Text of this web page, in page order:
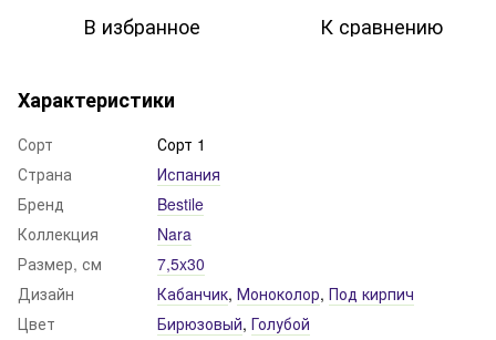
В избранное К сравнению
Характеристики
Сорт
Сорт 1
Страна
Испания
Бренд
Bestile
Коллекция
Nara
Размер, см
7,5x30
Дизайн
Кабанчик, Моноколор, Под кирпич
Цвет
Бирюзовый, Голубой